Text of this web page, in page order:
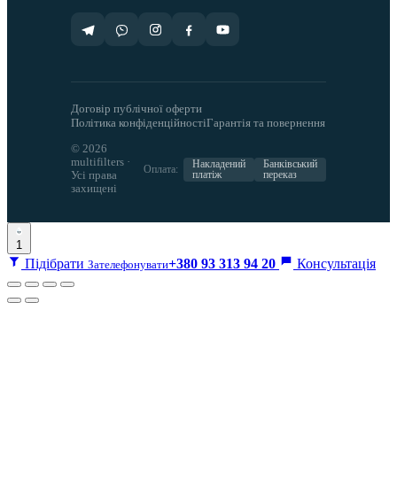
Договір публічної оферти
Політика конфіденційностіГарантія та повернення
© 2026
multifilters ·
Усі права
захищені
Оплата:
Накладений
платіж
Банківський
переказ
1
Підібрати Зателефонувати+380 93 313 94 20 Консультація